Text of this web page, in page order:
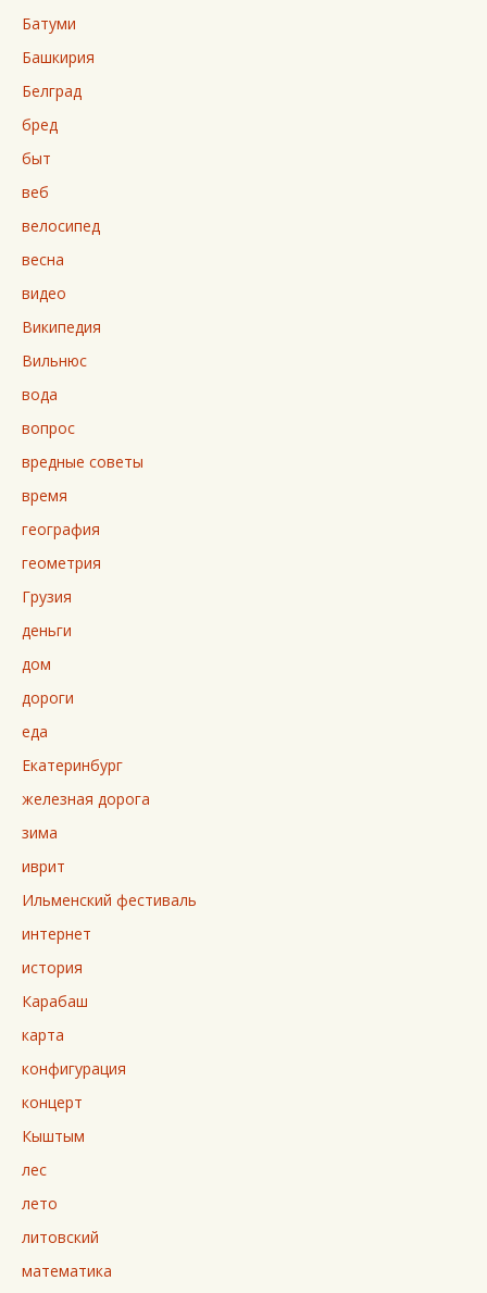
Батуми
Башкирия
Белград
бред
быт
веб
велосипед
весна
видео
Википедия
Вильнюс
вода
вопрос
вредные советы
время
география
геометрия
Грузия
деньги
дом
дороги
еда
Екатеринбург
железная дорога
зима
иврит
Ильменский фестиваль
интернет
история
Карабаш
карта
конфигурация
концерт
Кыштым
лес
лето
литовский
математика